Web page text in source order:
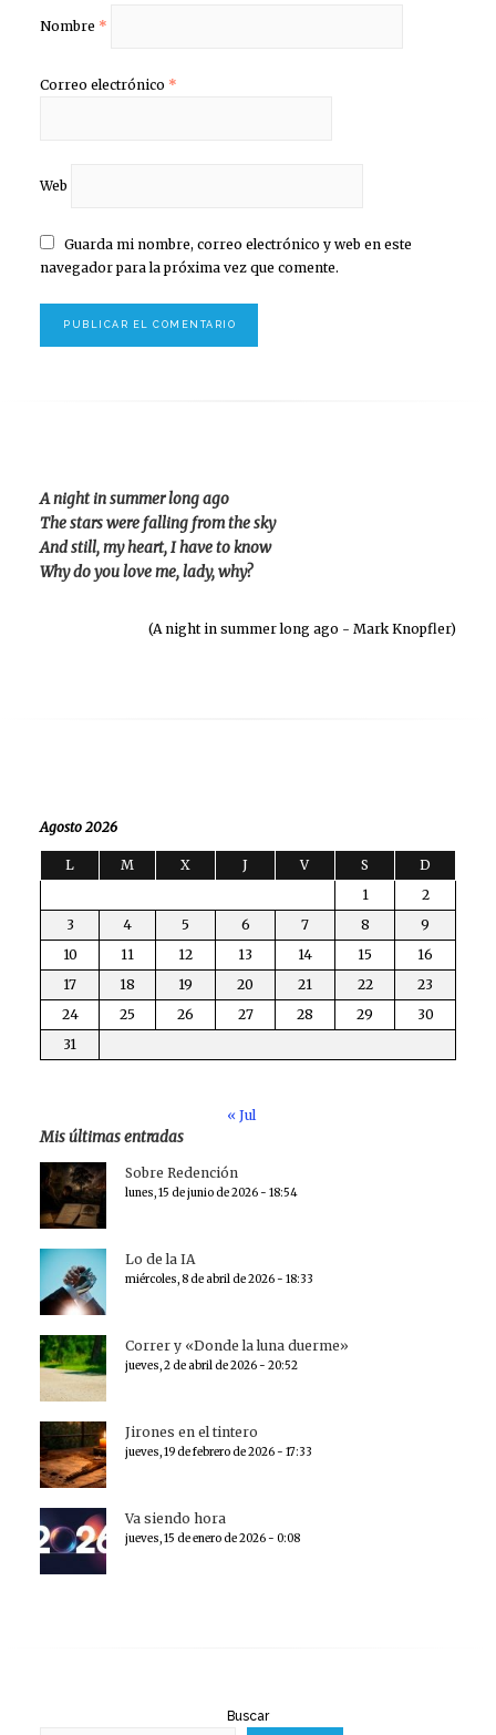
Nombre *
Correo electrónico *
Web
Guarda mi nombre, correo electrónico y web en este
navegador para la próxima vez que comente.
A night in summer long ago
The stars were falling from the sky
And still, my heart, I have to know
Why do you love me, lady, why?
(A night in summer long ago - Mark Knopfler)
Agosto 2026
L M X J V S
D
1
2
3
4 5 6 7 8
9
10
11 12 13 14 15
16
17
18 19 20 21 22
23
24
25 26 27 28 29
30
31
« Jul
Mis últimas entradas
Sobre Redención
lunes, 15 de junio de 2026 - 18:54
Lo de la IA
miércoles, 8 de abril de 2026 - 18:33
Correr y «Donde la luna duerme»
jueves, 2 de abril de 2026 - 20:52
Jirones en el tintero
jueves, 19 de febrero de 2026 - 17:33
Va siendo hora
jueves, 15 de enero de 2026 - 0:08
Buscar